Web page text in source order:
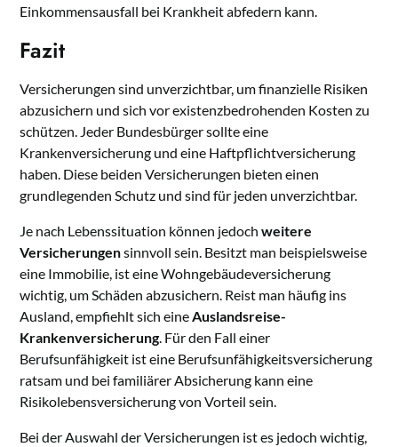
Einkommensausfall bei Krankheit abfedern kann.
Fazit
Versicherungen sind unverzichtbar, um finanzielle Risiken
abzusichern und sich vor existenzbedrohenden Kosten zu
schützen. Jeder Bundesbürger sollte eine
Krankenversicherung und eine Haftpflichtversicherung
haben. Diese beiden Versicherungen bieten einen
grundlegenden Schutz und sind für jeden unverzichtbar.
Je nach Lebenssituation können jedochweitere
Versicherungensinnvoll sein. Besitzt man beispielsweise
eine Immobilie, ist eine Wohngebäudeversicherung
wichtig, um Schäden abzusichern. Reist man häufig ins
Ausland, empfiehlt sich eineAuslandsreise-
Krankenversicherung. Für den Fall einer
Berufsunfähigkeit ist eine Berufsunfähigkeitsversicherung
ratsam und bei familiärer Absicherung kann eine
Risikolebensversicherung von Vorteil sein.
Bei der Auswahl der Versicherungen ist es jedoch wichtig,